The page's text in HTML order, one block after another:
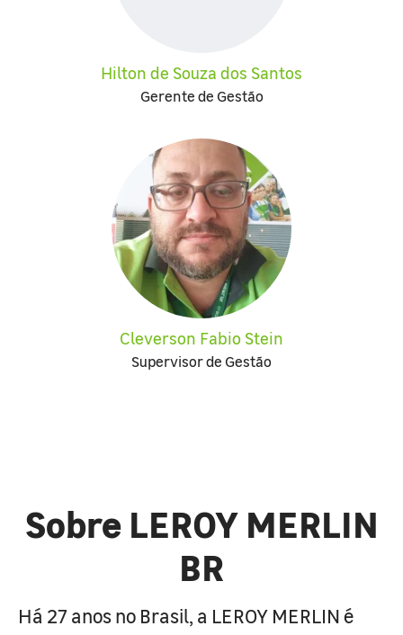
Hilton de Souza dos Santos
Gerente de Gestão
Cleverson Fabio Stein
Supervisor de Gestão
Sobre LEROY MERLIN
BR
Há 27 anos no Brasil, a LEROY MERLIN é